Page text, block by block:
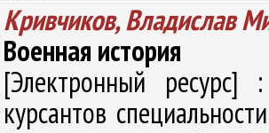
Кривчиков, Владислав
Военная история
[Электронный ресурс]
курсантов